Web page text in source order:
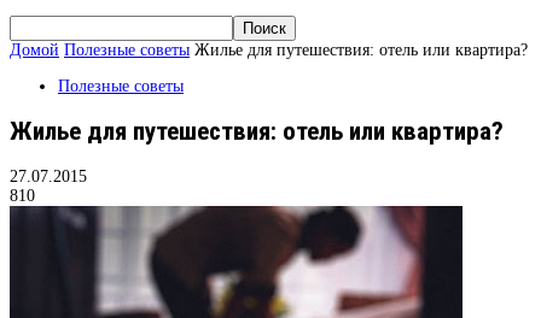
Домой Полезные советы Жилье для путешествия: отель или квартира?
Полезные советы
Жилье для путешествия: отель или квартира?
27.07.2015
810